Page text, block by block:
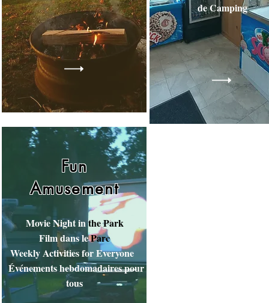
de Camping
Fun
Amusement
Movie Night inthe Park
Film dans leParc
Weekly Activities for Everyone
Événements hebdomadaires pour
tous